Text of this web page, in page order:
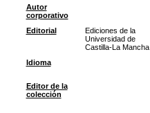
Autor
corporativo
Editorial
Ediciones de la
Universidad de
Castilla-La Mancha
Idioma
Editor de la
colección